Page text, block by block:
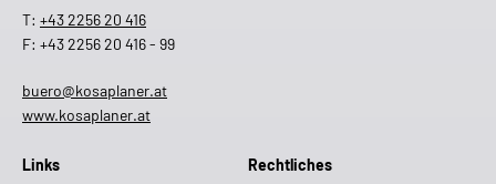
T: +43 2256 20 416
F: +43 2256 20 416 - 99
buero@kosaplaner.at
www.kosaplaner.at
Links
Rechtliches